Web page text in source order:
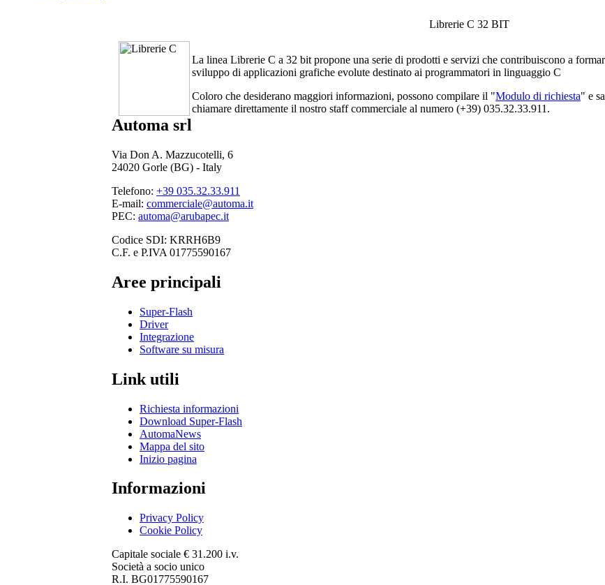
Librerie C 32 BIT
La linea Librerie C a 32 bit propone una serie di prodotti e servizi che contribuiscono a
sviluppo di applicazioni grafiche evolute destinato ai programmatori in linguaggio C
Coloro che desiderano maggiori informazioni, possono compilare il "Modulo di richiesta" e
chiamare direttamente il nostro staff commerciale al numero (+39) 035.32.33.911.
Automa srl
Via Don A. Mazzucotelli, 6
24020 Gorle (BG) - Italy
Telefono: +39 035.32.33.911
E-mail: commerciale@automa.it
PEC: automa@arubapec.it
Codice SDI: KRRH6B9
C.F. e P.IVA 01775590167
Aree principali
Super-Flash
Driver
Integrazione
Software su misura
Link utili
Richiesta informazioni
Download Super-Flash
AutomaNews
Mappa del sito
Inizio pagina
Informazioni
Privacy Policy
Cookie Policy
Capitale sociale € 31.200 i.v.
Società a socio unico
R.I. BG01775590167